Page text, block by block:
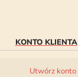
KONTO KLIENTA
Utwórz konto